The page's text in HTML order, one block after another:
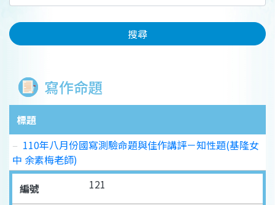
搜尋
寫作命題
標題
110年八月份國寫測驗命題與佳作講評－知性題(基隆女
中 余素梅老師)
編號
121